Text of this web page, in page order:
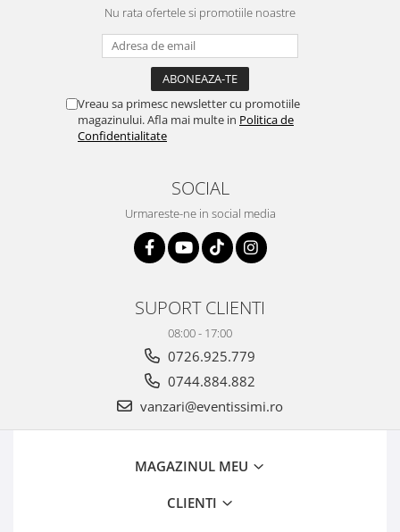
Nu rata ofertele si promotiile noastre
Vreau sa primesc newsletter cu promotiile
magazinului. Afla mai multe in Politica de
Confidentialitate
SOCIAL
Urmareste-ne in social media
SUPORT CLIENTI
08:00 - 17:00
0726.925.779
0744.884.882
vanzari@eventissimi.ro
MAGAZINUL MEU
CLIENTI